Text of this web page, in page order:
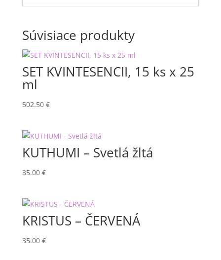
Súvisiace produkty
SET KVINTESENCII, 15 ks x 25
ml
502.50 €
KUTHUMI – Svetlá žltá
35.00 €
KRISTUS – ČERVENÁ
35.00 €